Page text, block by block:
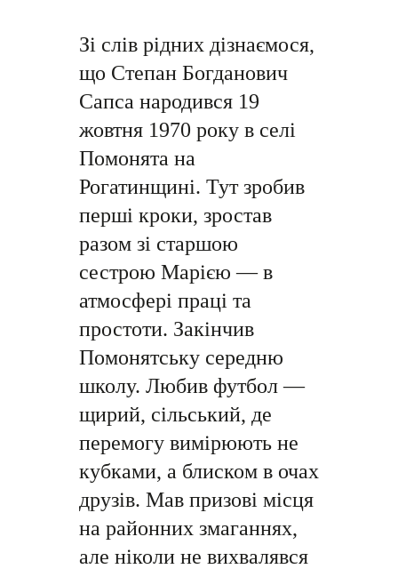
Зі слів рідних дізнаємося,
що Степан Богданович
Сапса народився 19
жовтня 1970 року в селі
Помонята на
Рогатинщині. Тут зробив
перші кроки, зростав
разом зі старшою
сестрою Марією — в
атмосфері праці та
простоти. Закінчив
Помонятську середню
школу. Любив футбол —
щирий, сільський, де
перемогу вимірюють не
кубками, а блиском в очах
друзів. Мав призові місця
на районних змаганнях,
але ніколи не вихвалявся